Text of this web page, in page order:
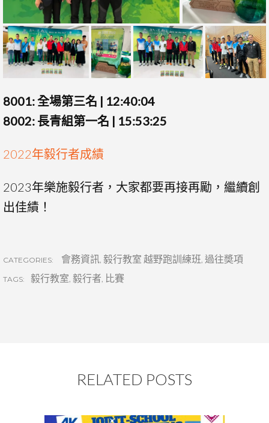
8001: 全場第三名 | 12:40:04
8002: 長青組第一名 | 15:53:25
2022年毅行者成績
2023年樂施毅行者，大家都要再接再勵，繼續創
出佳績！
CATEGORIES: 會務資訊 毅行教室 越野跑訓練班 過往奬項
TAGS: 毅行教室 毅行者 比賽
RELATED POSTS